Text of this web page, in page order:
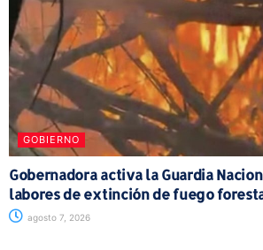
GOBIERNO
Gobernadora activa la Guardia
labores de extinción de fuego
agosto 7, 2026